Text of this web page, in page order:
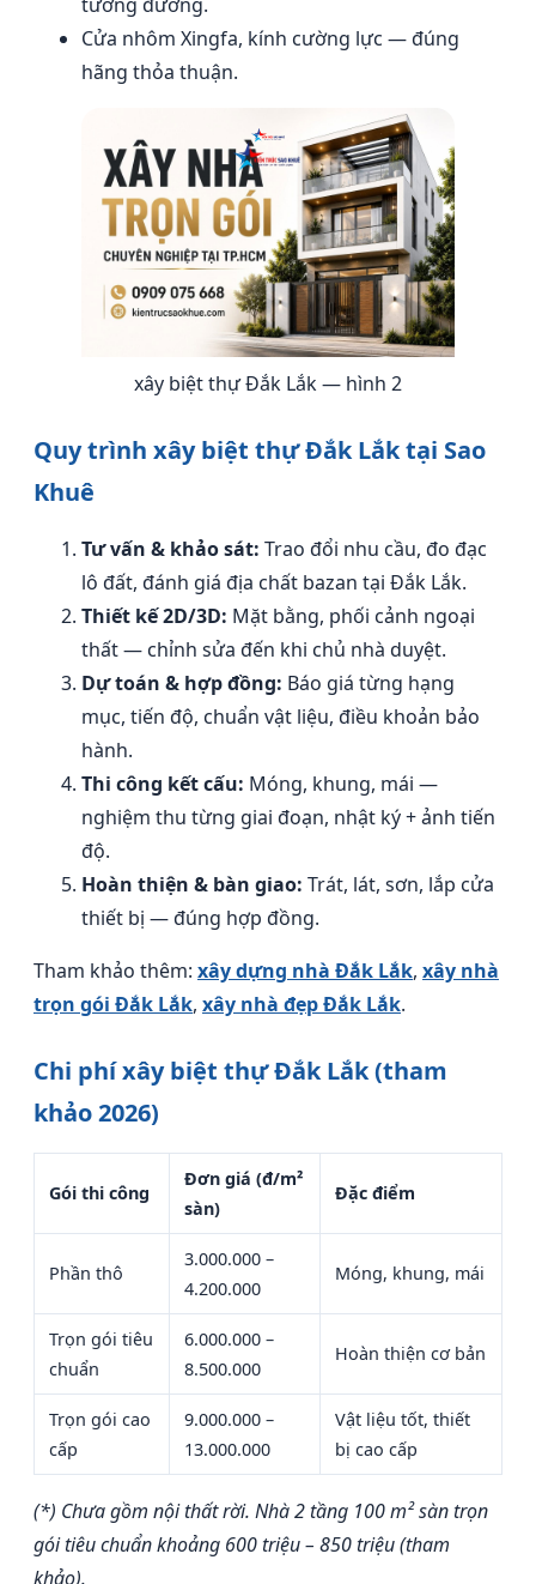
Cửa nhôm Xingfa, kính cường lực — đúng
hãng thỏa thuận.
xây biệt thự Đắk Lắk — hình 2
Quy trình xây biệt thự Đắk Lắk tại Sao
Khuê
Tư vấn & khảo sát: Trao đổi nhu cầu, đo đạc
lô đất, đánh giá địa chất bazan tại Đắk Lắk.
Thiết kế 2D/3D: Mặt bằng, phối cảnh ngoại
thất — chỉnh sửa đến khi chủ nhà duyệt.
Dự toán & hợp đồng: Báo giá từng hạng
mục, tiến độ, chuẩn vật liệu, điều khoản bảo
hành.
Thi công kết cấu: Móng, khung, mái —
nghiệm thu từng giai đoạn, nhật ký + ảnh tiến
độ.
Hoàn thiện & bàn giao: Trát, lát, sơn, lắp cửa
thiết bị — đúng hợp đồng.
Tham khảo thêm: xây dựng nhà Đắk Lắk, xây nhà
trọn gói Đắk Lắk, xây nhà đẹp Đắk Lắk.
Chi phí xây biệt thự Đắk Lắk (tham
khảo 2026)
Gói thi công
Đơn giá (đ/m²
sàn)
Đặc điểm
Phần thô
3.000.000 –
4.200.000
Móng, khung, mái
Trọn gói tiêu
chuẩn
6.000.000 –
8.500.000
Hoàn thiện cơ bản
Trọn gói cao
cấp
9.000.000 –
13.000.000
Vật liệu tốt, thiết
bị cao cấp
(*) Chưa gồm nội thất rời. Nhà 2 tầng 100 m² sàn trọn
gói tiêu chuẩn khoảng 600 triệu – 850 triệu (tham
khảo).